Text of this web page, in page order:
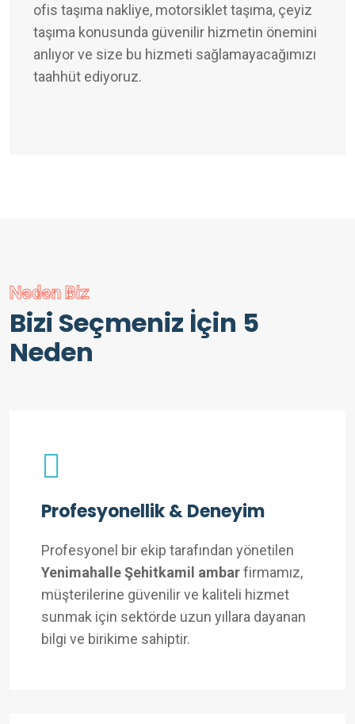
ofis taşıma nakliye, motorsiklet taşıma, çeyiz
taşıma konusunda güvenilir hizmetin önemini
anlıyor ve size bu hizmeti sağlamayacağımızı
taahhüt ediyoruz.
Neden Biz
Bizi Seçmeniz İçin 5
Neden
Profesyonellik & Deneyim
Profesyonel bir ekip tarafından yönetilen
Yenimahalle Şehitkamil ambarfirmamız,
müşterilerine güvenilir ve kaliteli hizmet
sunmak için sektörde uzun yıllara dayanan
bilgi ve birikime sahiptir.